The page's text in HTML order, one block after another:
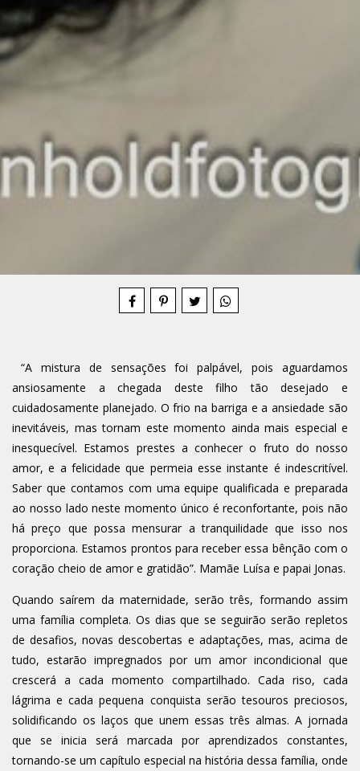
“A mistura de sensações foi palpável, pois aguardamos
ansiosamente a chegada deste filho tão desejado e
cuidadosamente planejado. O frio na barriga e a ansiedade são
inevitáveis, mas tornam este momento ainda mais especial e
inesquecível. Estamos prestes a conhecer o fruto do nosso
amor, e a felicidade que permeia esse instante é indescritível.
Saber que contamos com uma equipe qualificada e preparada
ao nosso lado neste momento único é reconfortante, pois não
há preço que possa mensurar a tranquilidade que isso nos
proporciona. Estamos prontos para receber essa bênção com o
coração cheio de amor e gratidão”. Mamãe Luísa e papai Jonas.
Quando saírem da maternidade, serão três, formando assim
uma família completa. Os dias que se seguirão serão repletos
de desafios, novas descobertas e adaptações, mas, acima de
tudo, estarão impregnados por um amor incondicional que
crescerá a cada momento compartilhado. Cada riso, cada
lágrima e cada pequena conquista serão tesouros preciosos,
solidificando os laços que unem essas três almas. A jornada
que se inicia será marcada por aprendizados constantes,
tornando-se um capítulo especial na história dessa família, onde